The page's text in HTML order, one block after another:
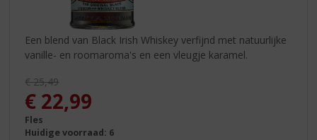
Een blend van Black Irish Whiskey verfijnd met natuurlijke
vanille- en roomaroma's en een vleugje karamel.
Originele prijs was:
€25,49
, Huidige prijs is:
€ 22,99
Fles
Huidige voorraad: 6